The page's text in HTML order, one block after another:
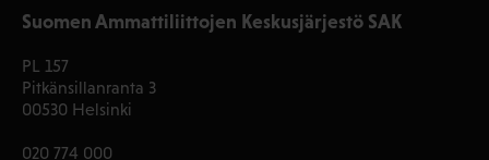
Suomen Ammattiliittojen Keskusjärjestö SAK
PL 157
Pitkänsillanranta 3
00530 Helsinki
020 774 000